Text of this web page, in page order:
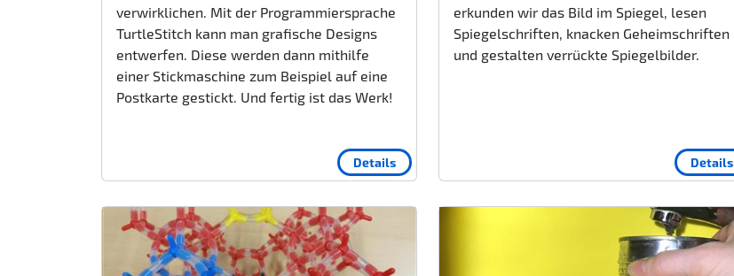
verwirklichen. Mit der Programmiersprache
TurtleStitch kann man grafische Designs
entwerfen. Diese werden dann mithilfe
einer Stickmaschine zum Beispiel auf eine
Postkarte gestickt. Und fertig ist das Werk!
Details
erkunden wir das Bild im Spiegel, lesen
Spiegelschriften, knacken Geheimschriften
und gestalten verrückte Spiegelbilder.
Details